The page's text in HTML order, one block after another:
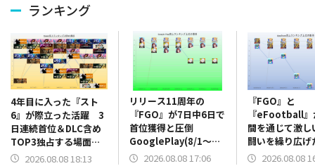
ランキング
4年目に入った『スト
6』が際立った活躍 3
日連続首位＆DLC含め
TOP3独占する場面
も Steam(8/1～8/7)
2026.08.08 18:13
リリース11周年の
『FGO』が7日中6日で
首位獲得と圧倒
GooglePlay(8/1～
8/7)売上ランキング振
2026.08.08 17:06
『FGO』と
『eFootball』
間を通じて激し
闘いを繰り広
App Store(8/
2026.08.08